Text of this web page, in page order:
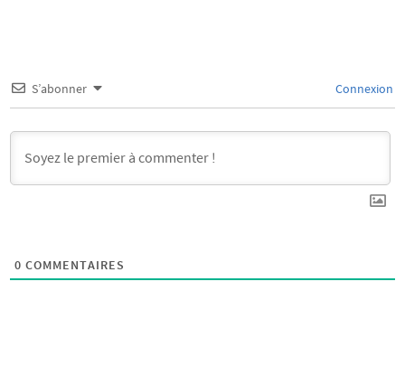
S’abonner Connexion
0 COMMENTAIRES